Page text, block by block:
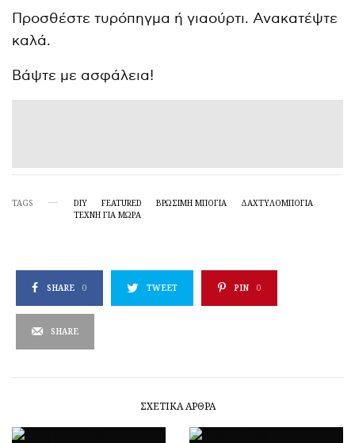
Προσθέστε τυρόπηγμα ή γιαούρτι. Ανακατέψτε
καλά.
Βάψτε με ασφάλεια!
TAGS DIY FEATURED ΒΡΏΣΙΜΗ ΜΠΟΓΙΆ
ΔΑΧΤΥΛΟΜΠΟΓΙΆ
ΤΈΧΝΗ ΓΙΑ ΜΩΡΆ
SHARE 0 TWEET PIN 0
SHARE
ΣΧΕΤΙΚΆ ΆΡΘΡΑ